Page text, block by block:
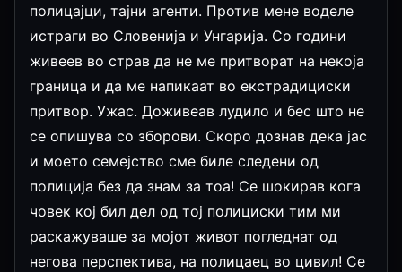
полицајци, тајни агенти. Против мене воделе
истраги во Словенија и Унгарија. Со години
живеев во страв да не ме притворат на некоја
граница и да ме напикаат во екстрадициски
притвор. Ужас. Доживеав лудило и бес што не
се опишува со зборови. Скоро дознав дека јас
и моето семејство сме биле следени од
полиција без да знам за тоа! Се шокирав кога
човек кој бил дел од тој полициски тим ми
раскажуваше за мојот живот погледнат од
негова перспектива, на полицаец во цивил! Се